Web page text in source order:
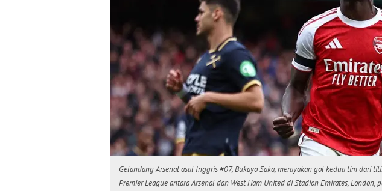
Gelandang Arsenal asal Inggris #07, Bukayo Saka, merayakan gol kedua tim dari
Premier League antara Arsenal dan West Ham United di Stadion Emirates, London,